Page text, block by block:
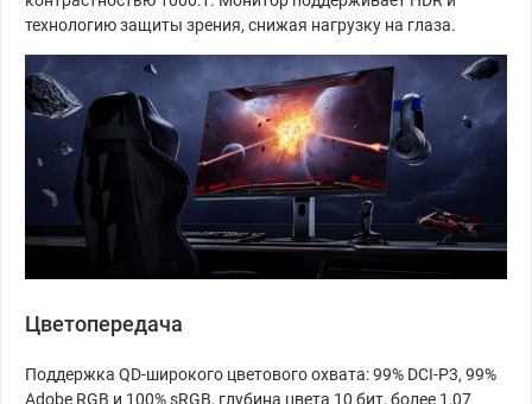
технологию защиты зрения, снижая нагрузку на глаза.
Цветопередача
Поддержка QD-широкого цветового охвата: 99% DCI-P3, 99%
Adobe RGB и 100% sRGB, глубина цвета 10 бит, более 1,07